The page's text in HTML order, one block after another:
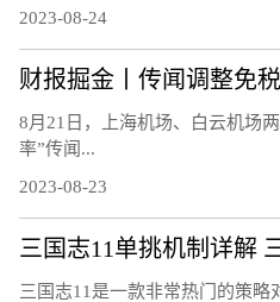
2023-08-24
8月21日，上海机场、白云机场
率”传闻...
2023-08-23
三国志11单挑机制详解
三国志11是一款非常热门的策略